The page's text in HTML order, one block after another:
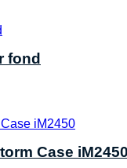
fond
Case